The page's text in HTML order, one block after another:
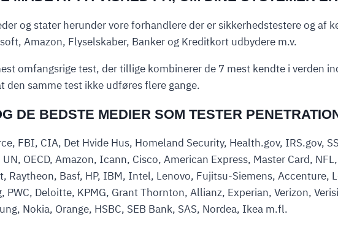
og stater herunder vore forhandlere der er sikkerhedstestere og af
Amazon, Flyselskaber, Banker og Kreditkort udbydere m.v.
omfangsrige test, der tillige kombinerer de 7 mest kendte i verden
den samme test ikke udføres flere gange.
DE BEDSTE MEDIER SOM TESTER
FBI, CIA, Det Hvide Hus, Homeland Security, Health.gov, IRS.gov,
OECD, Amazon, Icann, Cisco, American Express, Master Card, NFL,
Basf, HP, IBM, Intel, Lenovo, Fujitsu-Siemens, Accenture,
Deloitte, KPMG, Grant Thornton, Allianz, Experian, Verizon,
Nokia, Orange, HSBC, SEB Bank, SAS, Nordea, Ikea m.fl.